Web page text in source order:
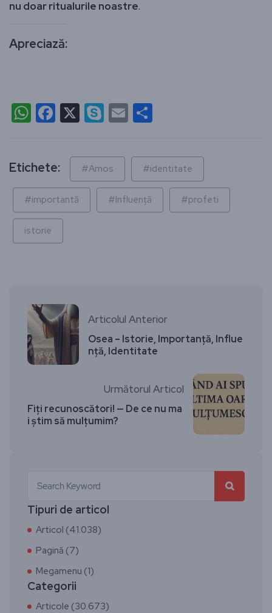
nu doar ritualurile noastre.
Apreciază:
WhatsApp
Facebook
X Skype
Email
Etichete: #Amos #identitate
#importantă #Influență #profeti
istorie
Articolul Anterior
Osea – Istorie, Importanță, Influe
nță, Identitate
Următorul Articol
Fiți recunoscători! — De ce nu ma
i știm să mulțumim?
Tipuri de articol
Articol (41.038)
Pagină (7)
Megamenu (1)
Categorii
Articole (30.673)